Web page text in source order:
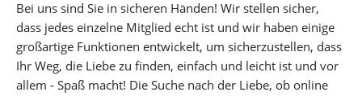
Bei uns sind Sie in sicheren Händen! Wir stellen sicher,
dass jedes einzelne Mitglied echt ist und wir haben einige
großartige Funktionen entwickelt, um sicherzustellen, dass
Ihr Weg, die Liebe zu finden, einfach und leicht ist und vor
allem - Spaß macht! Die Suche nach der Liebe, ob online